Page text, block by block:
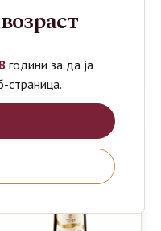
PREMIUM
години за да ја
страница.